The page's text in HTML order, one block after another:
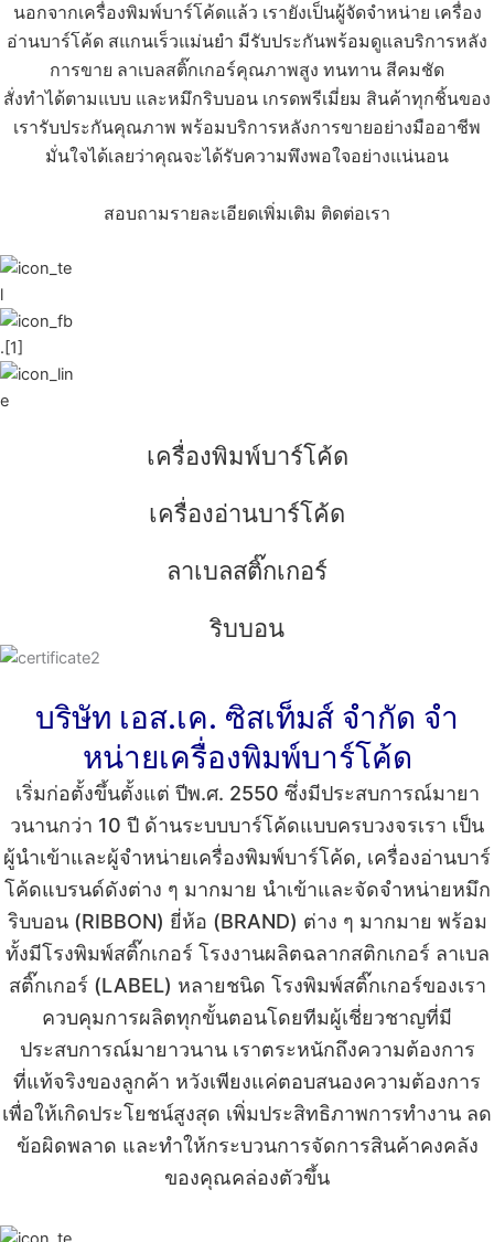
นอกจากเครื่องพิมพ์บาร์โค้ดแล้ว เรายังเป็นผู้จัดจำหน่าย เครื่อง
อ่านบาร์โค้ด สแกนเร็วแม่นยำ มีรับประกันพร้อมดูแลบริการหลัง
การขาย ลาเบลสติ๊กเกอร์คุณภาพสูง ทนทาน สีคมชัด
สั่งทำได้ตามแบบ และหมึกริบบอน เกรดพรีเมี่ยม สินค้าทุกชิ้นของ
เรารับประกันคุณภาพ พร้อมบริการหลังการขายอย่างมืออาชีพ
มั่นใจได้เลยว่าคุณจะได้รับความพึงพอใจอย่างแน่นอน
สอบถามรายละเอียดเพิ่มเติม ติดต่อเรา
เครื่องพิมพ์บาร์โค้ด
เครื่องอ่านบาร์โค้ด
ลาเบลสติ๊กเกอร์
ริบบอน
บริษัท เอส.เค. ซิสเท็มส์ จํากัด จํา
หน่ายเครื่องพิมพ์บาร์โค้ด
เริ่มก่อตั้งขึ้นตั้งแต่ ปีพ.ศ. 2550 ซึ่งมีประสบการณ์มายา
วนานกว่า 10 ปี ด้านระบบบาร์โค้ดแบบครบวงจรเรา เป็น
ผู้นำเข้าและผู้จำหน่ายเครื่องพิมพ์บาร์โค้ด, เครื่องอ่านบาร์
โค้ดแบรนด์ดังต่าง ๆ มากมาย นำเข้าและจัดจำหน่ายหมึก
ริบบอน(RIBBON) ยี่ห้อ (BRAND) ต่าง ๆ มากมาย พร้อม
ทั้งมีโรงพิมพ์สติ๊กเกอร์ โรงงานผลิตฉลากสติกเกอร์ ลาเบล
สติ๊กเกอร์ (LABEL) หลายชนิด โรงพิมพ์สติ๊กเกอร์ของเรา
ควบคุมการผลิตทุกขั้นตอนโดยทีมผู้เชี่ยวชาญที่มี
ประสบการณ์มายาวนาน เราตระหนักถึงความต้องการ
ที่แท้จริงของลูกค้า หวังเพียงแค่ตอบสนองความต้องการ
เพื่อให้เกิดประโยชน์สูงสุด เพิ่มประสิทธิภาพการทำงาน ลด
ข้อผิดพลาด และทำให้กระบวนการจัดการสินค้าคงคลัง
ของคุณคล่องตัวขึ้น